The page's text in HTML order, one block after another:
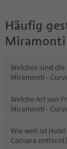
Häufig
Welches sind
Miramonti -
Welche Art von
Miramonti -
Wie weit ist
Corvara entfernt?